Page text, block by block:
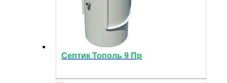
Септик Тополь 9 Пр